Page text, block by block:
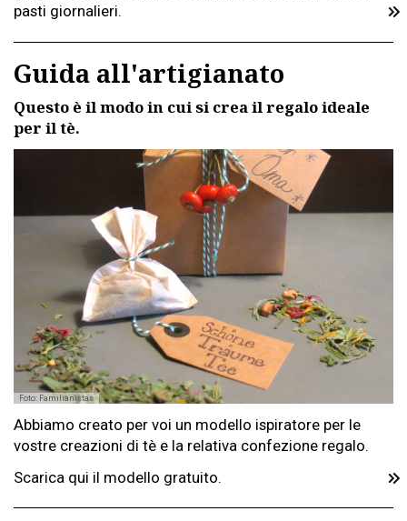
pasti giornalieri.
Guida all'artigianato
Questo è il modo in cui si crea il regalo ideale
per il tè.
Foto: Familianistas
Abbiamo creato per voi un modello ispiratore per le
vostre creazioni di tè e la relativa confezione regalo.
Scarica qui il modello gratuito.